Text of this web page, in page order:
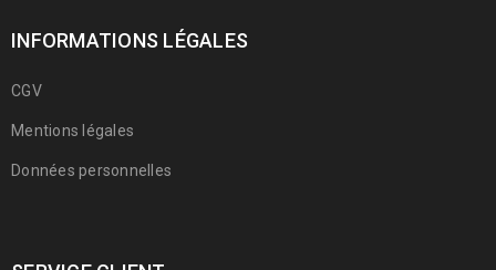
INFORMATIONS LÉGALES
CGV
Mentions légales
Données personnelles